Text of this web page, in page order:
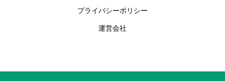
プライバシーポリシー
運営会社